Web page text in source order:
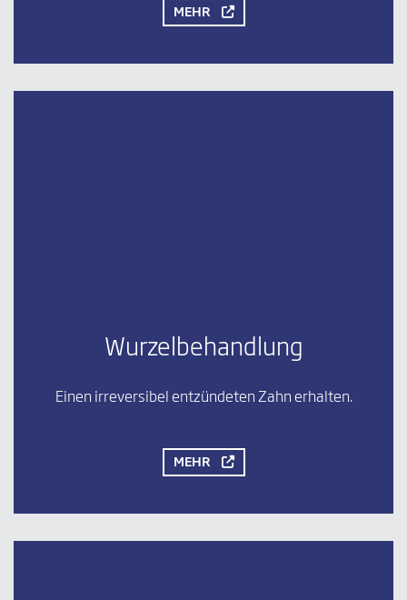
MEHR
Wurzelbehandlung
Einen irreversibel entzündeten Zahn erhalten.
MEHR